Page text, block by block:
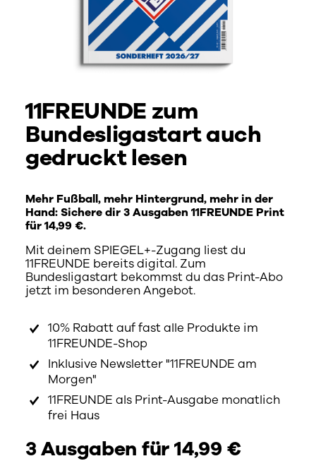
11FREUNDE zum
Bundesligastart auch
gedruckt lesen
Mehr Fußball, mehr Hintergrund, mehr in der
Hand: Sichere dir 3 Ausgaben 11FREUNDE Print
für 14,99 €.
Mit deinem SPIEGEL+-Zugang liest du
11FREUNDE bereits digital. Zum
Bundesligastart bekommst du das Print-Abo
jetzt im besonderen Angebot.
10% Rabatt auf fast alle Produkte im
11FREUNDE-Shop
Inklusive Newsletter "11FREUNDE am
Morgen"
11FREUNDE als Print-Ausgabe monatlich
frei Haus
3 Ausgaben für 14,99 €